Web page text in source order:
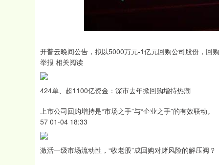
开普云晚间公告，拟以5000万元-1亿元回购公司股份，回
举报 相关阅读
424单、超1100亿资金：深市去年掀回购增持热潮
上市公司回购增持是“市场之手”与“企业之手”的有效联动。
57 01-04 18:33
激活一级市场流动性，“收老股”成回购对赌风险的解压阀？
沪深300 4656.10 4.79